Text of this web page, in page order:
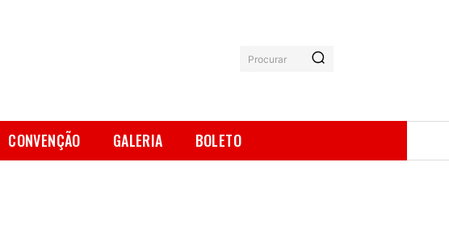
Procurar
CONVENÇÃO GALERIA BOLETO